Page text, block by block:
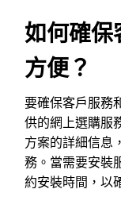
如何確保
方便？
要確保客戶服務
供的網上選購服
方案的詳細信息
務。當需要安裝
約安裝時間，以